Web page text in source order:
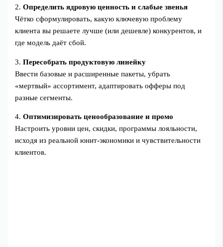
2.Определить ядровую ценность и слабые звенья
Чётко сформулировать, какую ключевую проблему
клиента вы решаете лучше (или дешевле) конкурентов, и
где модель даёт сбой.
3.Пересобрать продуктовую линейку
Ввести базовые и расширенные пакеты, убрать
«мертвый» ассортимент, адаптировать офферы под
разные сегменты.
4.Оптимизировать ценообразование и промо
Настроить уровни цен, скидки, программы лояльности,
исходя из реальной юнит‑экономики и чувствительности
клиентов.